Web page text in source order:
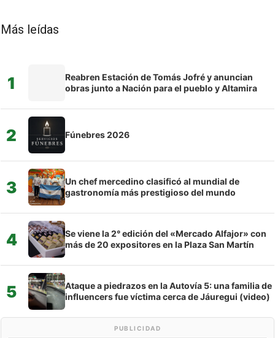
Más leídas
1
Reabren Estación de Tomás Jofré y anuncian
obras junto a Nación para el pueblo y Altamira
2 Fúnebres 2026
3
Un chef mercedino clasificó al mundial de
gastronomía más prestigioso del mundo
4
Se viene la 2° edición del «Mercado Alfajor» con
más de 20 expositores en la Plaza San Martín
5
Ataque a piedrazos en la Autovía 5: una familia de
influencers fue víctima cerca de Jáuregui (video)
PUBLICIDAD